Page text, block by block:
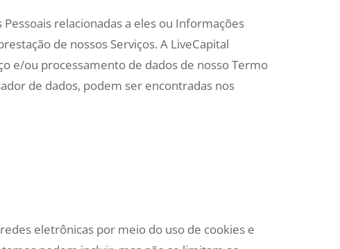
relacionadas a eles ou Informações
de nossos Serviços. A LiveCapital
e/ou processamento de dados de nosso Termo
de dados, podem ser encontradas nos
eletrônicas por meio do uso de cookies e